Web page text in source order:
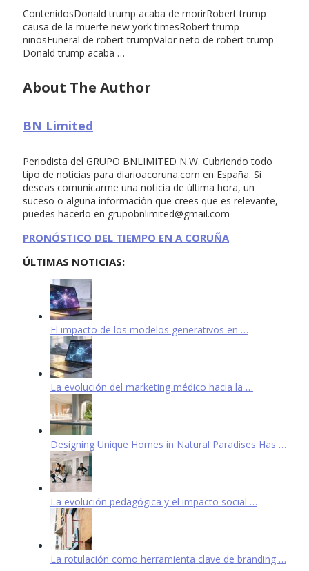
ContenidosDonald trump acaba de morirRobert trump
causa de la muerte new york timesRobert trump
niñosFuneral de robert trumpValor neto de robert trump
Donald trump acaba …
About The Author
BN Limited
Periodista del GRUPO BNLIMITED N.W. Cubriendo todo
tipo de noticias para diarioacoruna.com en España. Si
deseas comunicarme una noticia de última hora, un
suceso o alguna información que crees que es relevante,
puedes hacerlo en grupobnlimited@gmail.com
PRONÓSTICO DEL TIEMPO EN A CORUÑA
ÚLTIMAS NOTICIAS:
El impacto de los modelos generativos en …
La evolución del marketing médico hacia la …
Designing Unique Homes in Natural Paradises Has …
La evolución pedagógica y el impacto social …
La rotulación como herramienta clave de branding …